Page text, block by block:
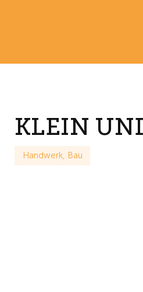
KLEIN
Handwerk, Bau